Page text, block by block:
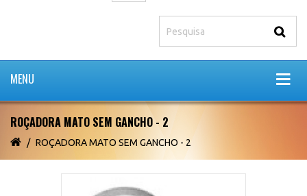
MENU
ROÇADORA MATO SEM GANCHO - 2
ROÇADORA MATO SEM GANCHO - 2